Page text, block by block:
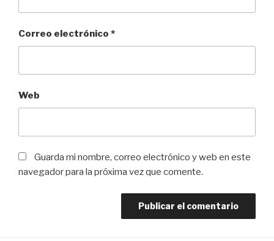
Correo electrónico *
Web
Guarda mi nombre, correo electrónico y web en este
navegador para la próxima vez que comente.